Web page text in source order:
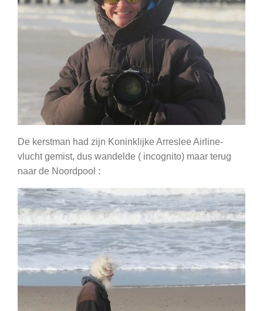
De kerstman had zijn Koninklijke Arreslee Airline-
vlucht gemist, dus wandelde ( incognito) maar terug
naar de Noordpool :